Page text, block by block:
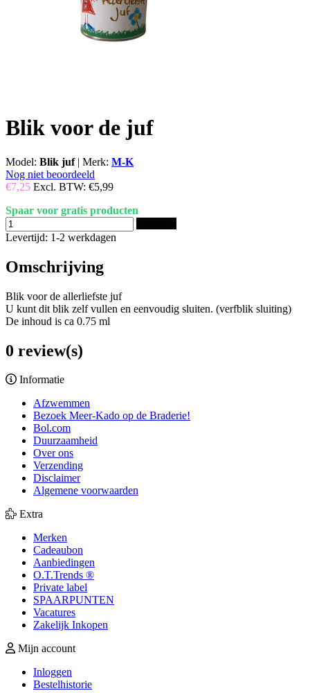
Blik voor de juf
Model: Blik juf | Merk: M-K
Nog niet beoordeeld
€7,25 Excl. BTW: €5,99
Spaar voor gratis producten
Levertijd: 1-2 werkdagen
Omschrijving
Blik voor de allerliefste juf
U kunt dit blik zelf vullen en eenvoudig sluiten. (verfblik sluiting)
De inhoud is ca 0.75 ml
0 review(s)
Informatie
Afzwemmen
Bezoek Meer-Kado op de Braderie!
Bol.com
Duurzaamheid
Over ons
Verzending
Disclaimer
Algemene voorwaarden
Extra
Merken
Cadeaubon
Aanbiedingen
O.T.Trends ®
Private label
SPAARPUNTEN
Vacatures
Zakelijk Inkopen
Mijn account
Inloggen
Bestelhistorie